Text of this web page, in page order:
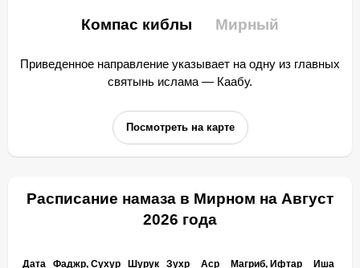
Компас киблы Мирный
Приведенное направление указывает на одну из главных
святынь ислама — Каабу.
Посмотреть на карте
Расписание намаза в Мирном на Август
2026 года
Дата Фаджр, Сухур Шурук Зухр Аср Магриб, Ифтар Иша